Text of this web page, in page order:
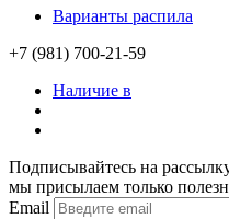
Варианты распила
+7 (981) 700-21-59
Наличие в
Подписывайтесь на
мы присылаем только
Email